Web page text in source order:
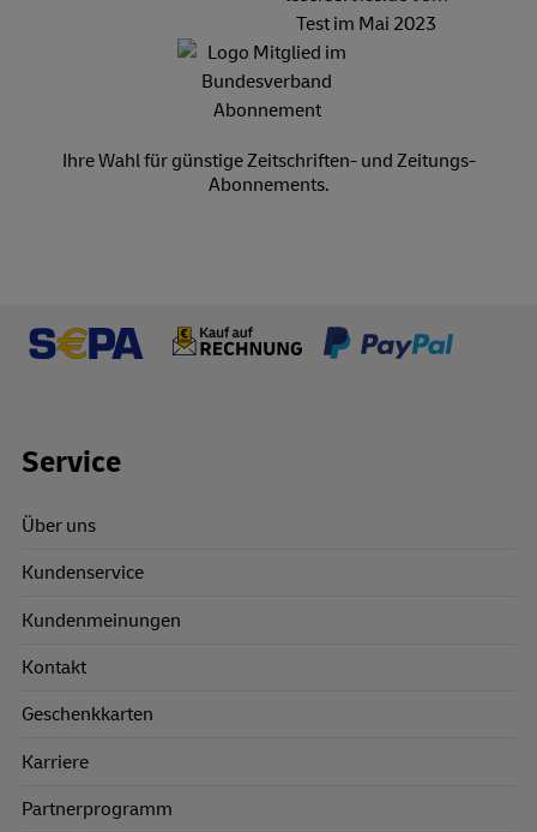
Ihre Wahl für günstige Zeitschriften- und Zeitungs-
Abonnements.
Footer Links
Service
Über uns
Kundenservice
Kundenmeinungen
Kontakt
Geschenkkarten
Karriere
Partnerprogramm